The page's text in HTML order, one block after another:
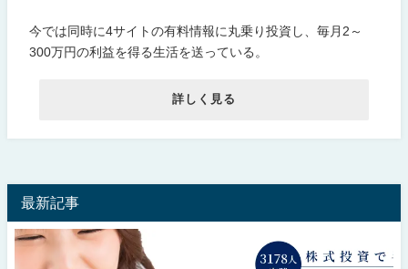
今では同時に4サイトの有料情報に丸乗り投資し、毎月2～
300万円の利益を得る生活を送っている。
詳しく見る
最新記事